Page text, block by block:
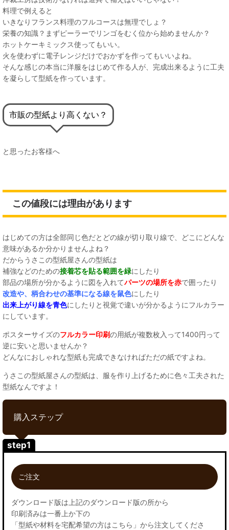
料理で例えると
いきなりフランス料理のフルコースは無理でしょ？
栄養の知識？まずピーラーでリンゴをむく位から始めませんか？
ホットケーキミックス使ってもいい。
火を使わずに電子レンジだけでおかずを作ってもいいよね。
そんな感じの本当に洋服をはじめて作る人が、完成出来るように工夫
を凝らして型紙を作っています。
市販の型紙より高くない？
と思ったお客様へ
この値段には理由があります
はじめての方は全部同じ色だとどの線が切り取り線で、どこにどんな
意味があるか分かりませんよね？
だからうさこの型紙屋さんの型紙は
補強などのための接着芯を貼る範囲を緑にしたり
部品の場所が分かるように図を入れてパーツの場所を赤で囲ったり
改造や、柄合わせの基準になる線を鼠色にしたり
出来上がり線を青色にしたりと視覚で違いが分かるようにフルカラー
にしています。
ポスターサイズのフルカラー印刷の用紙が複数枚入って1400円って
逆に安いと思いませんか？
どんなにおしゃれな型紙も完成できなければただの紙ですよね。
うさこの型紙屋さんの型紙は、服を作り上げるために色々工夫された
型紙なんですよ！
購入ステップ
step1
ご注文
ダウンロード版は上記のダウンロード版の所から
印刷済みは一番上か下の
「型紙や材料を宅配希望の方はこちら」から注文してくださ